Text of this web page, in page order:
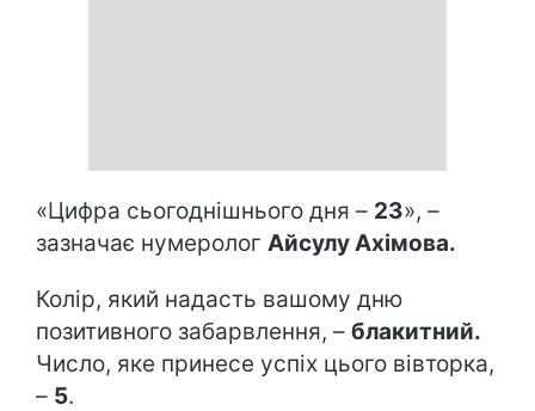
«Цифра сьогоднішнього дня – 23», –
зазначає нумеролог Айсулу Ахімова.
Колір, який надасть вашому дню
позитивного забарвлення, – блакитний.
Число, яке принесе успіх цього вівторка,
– 5.